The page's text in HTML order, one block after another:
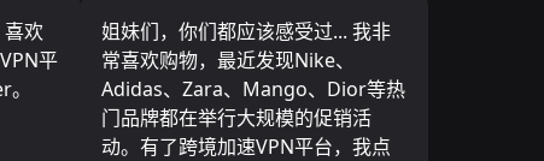
欢
平
姐妹们，你们都应该感受过... 我非
常喜欢购物，最近发现Nike、
Adidas、Zara、Mango、Dior等热
门品牌都在举行大规模的促销活
动。有了跨境加速VPN平台，我点